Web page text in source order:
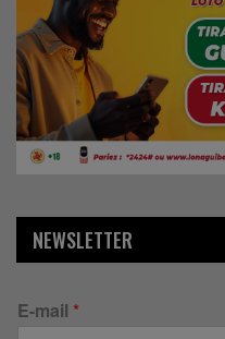
NEWSLETTER
E-mail *